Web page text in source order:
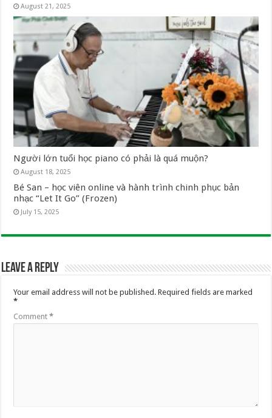
August 21, 2025
Người lớn tuổi học piano có phải là quá muộn?
August 18, 2025
Bé San – học viên online và hành trình chinh phục bản
nhạc “Let It Go” (Frozen)
July 15, 2025
Leave a Reply
Your email address will not be published. Required fields are marked
*
Comment*